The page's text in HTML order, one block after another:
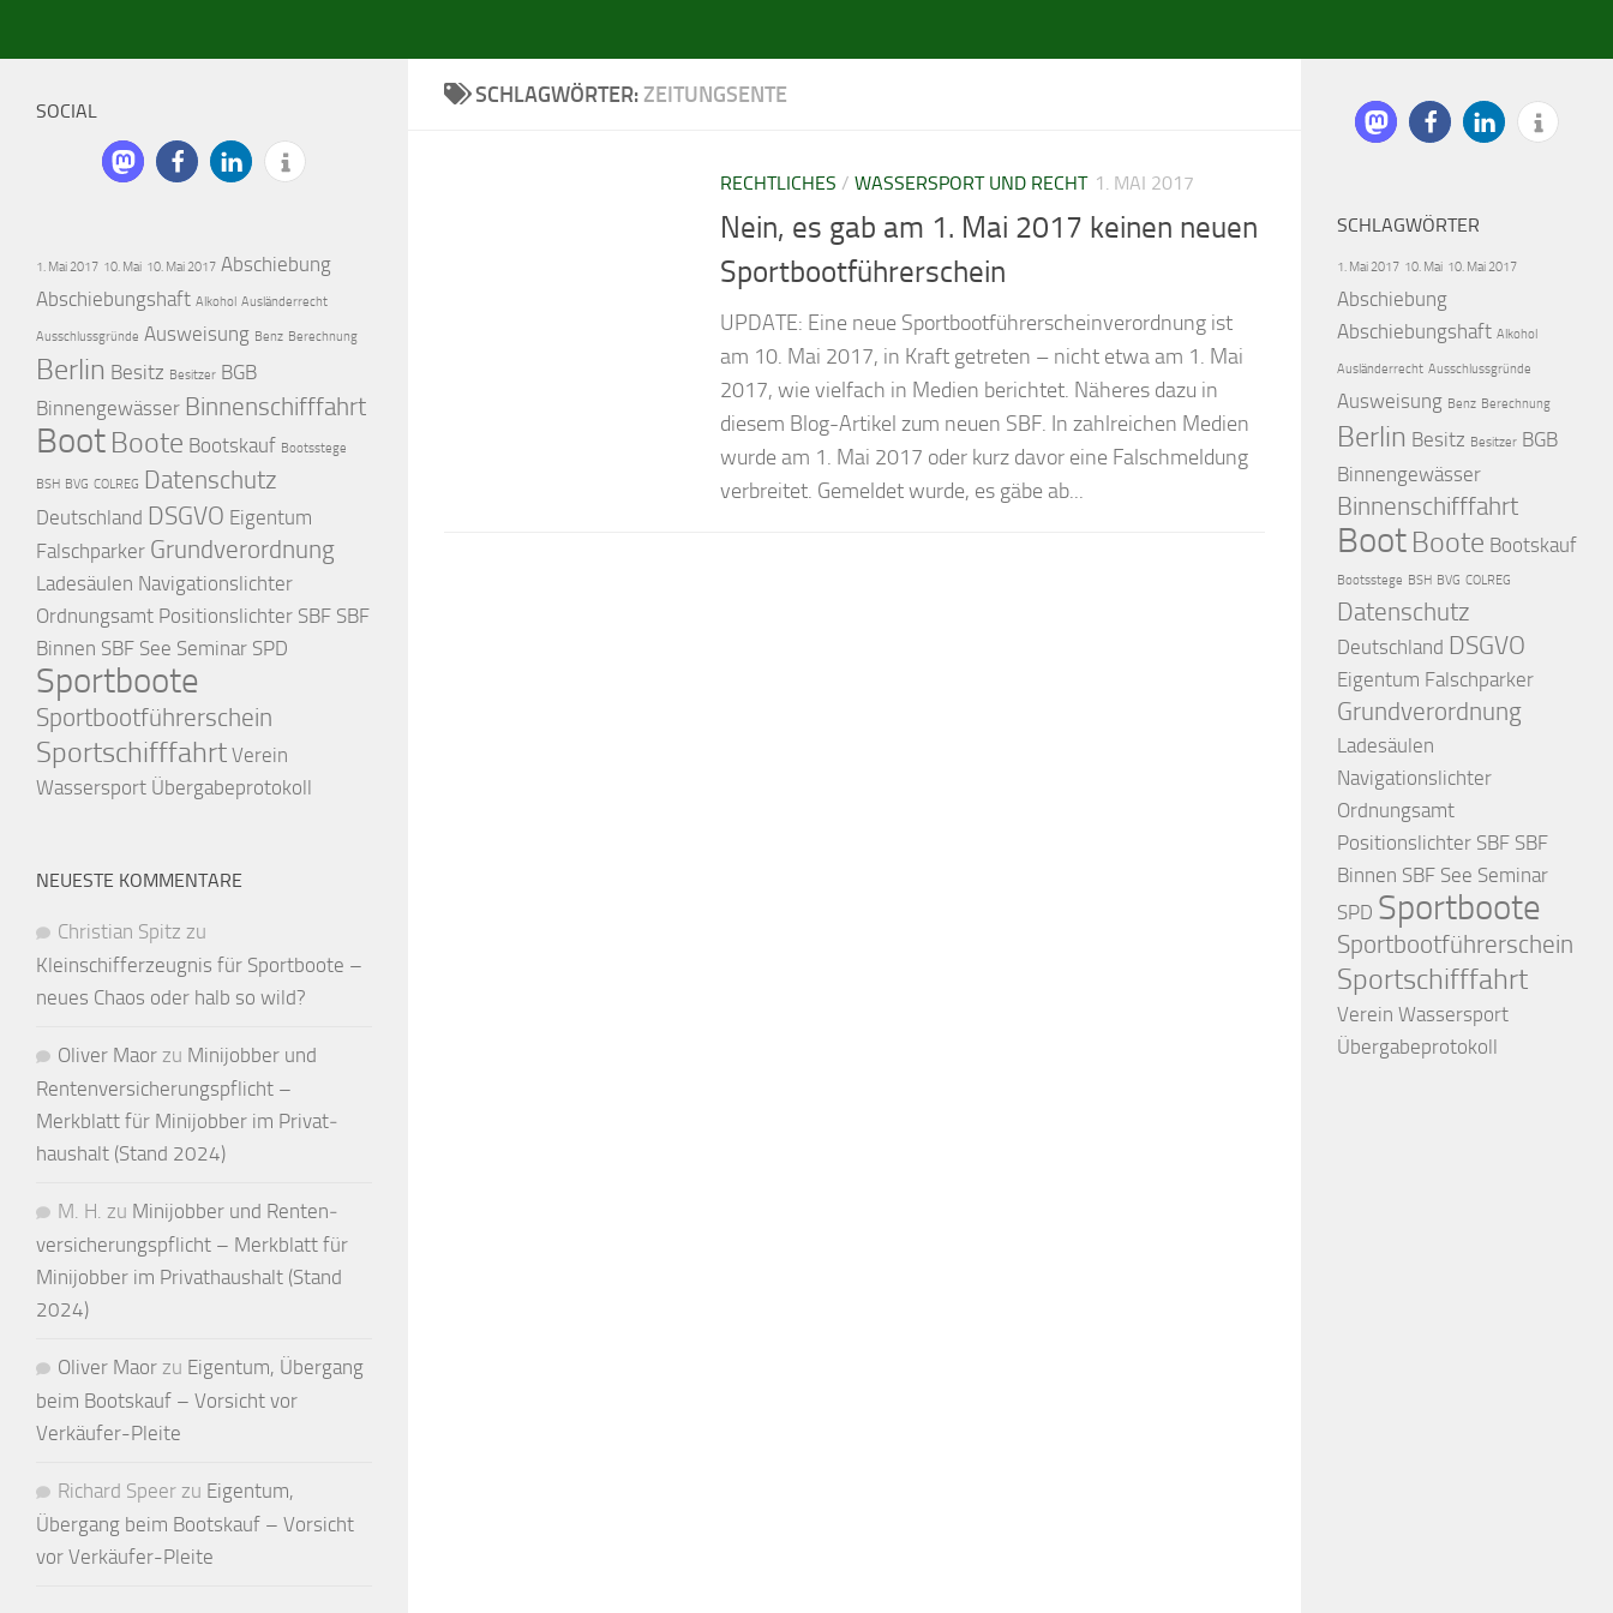
SCHLAGWÖRTER: ZEITUNGSENTE
RECHTLICHES / WASSERSPORT UND RECHT 1. MAI 2017
Nein, es gab am 1. Mai 2017 keinen neuen
Sport­boot­füh­rer­schein
UPDATE: Eine neue Sportbootführerscheinverordnung ist
am 10. Mai 2017, in Kraft getreten – nicht etwa am 1. Mai
2017, wie vielfach in Medien berichtet. Näheres dazu in
diesem Blog-Artikel zum neuen SBF. In zahlreichen Medien
wurde am 1. Mai 2017 oder kurz davor eine Falschmeldung
verbreitet. Gemeldet wurde, es gäbe ab...
SOCIAL
1. Mai 2017 10. Mai 10. Mai 2017 Abschiebung
Abschiebungshaft Alkohol Ausländerrecht
Ausschlussgründe Ausweisung Benz Berechnung
Berlin Besitz Besitzer BGB
Binnengewässer Binnenschifffahrt
Boot Boote Bootskauf Bootsstege
BSH BVG COLREG Datenschutz
Deutschland DSGVO Eigentum
Falschparker Grundverordnung
Ladesäulen Navigationslichter
Ordnungsamt Positionslichter SBF SBF
Binnen SBF See Seminar SPD
Sportboote
Sportbootführerschein
Sportschifffahrt Verein
Wassersport Übergabeprotokoll
NEUESTE KOMMENTARE
Christian Spitz zu
Kleinschifferzeugnis für Sportboote –
neues Chaos oder halb so wild?
Oliver Maor zu Minijobber und
Renten­versicherungs­pflicht –
Merkblatt für Mini­jobber im Privat­
haushalt (Stand 2024)
M. H. zu Minijobber und Renten­
versicherungs­pflicht – Merkblatt für
Mini­jobber im Privat­haushalt (Stand
2024)
Oliver Maor zu Eigentum, Übergang
beim Bootskauf – Vorsicht vor
Verkäufer-Pleite
Richard Speer zu Eigentum,
Übergang beim Bootskauf – Vorsicht
vor Verkäufer-Pleite
SCHLAGWÖRTER
1. Mai 2017 10. Mai 10. Mai 2017
Abschiebung
Abschiebungshaft Alkohol
Ausländerrecht Ausschlussgründe
Ausweisung Benz Berechnung
Berlin Besitz Besitzer BGB
Binnengewässer
Binnenschifffahrt
Boot Boote Bootskauf
Bootsstege BSH BVG COLREG
Datenschutz
Deutschland DSGVO
Eigentum Falschparker
Grundverordnung
Ladesäulen
Navigationslichter
Ordnungsamt
Positionslichter SBF SBF
Binnen SBF See Seminar
SPD Sportboote
Sportbootführerschein
Sportschifffahrt
Verein Wassersport
Übergabeprotokoll